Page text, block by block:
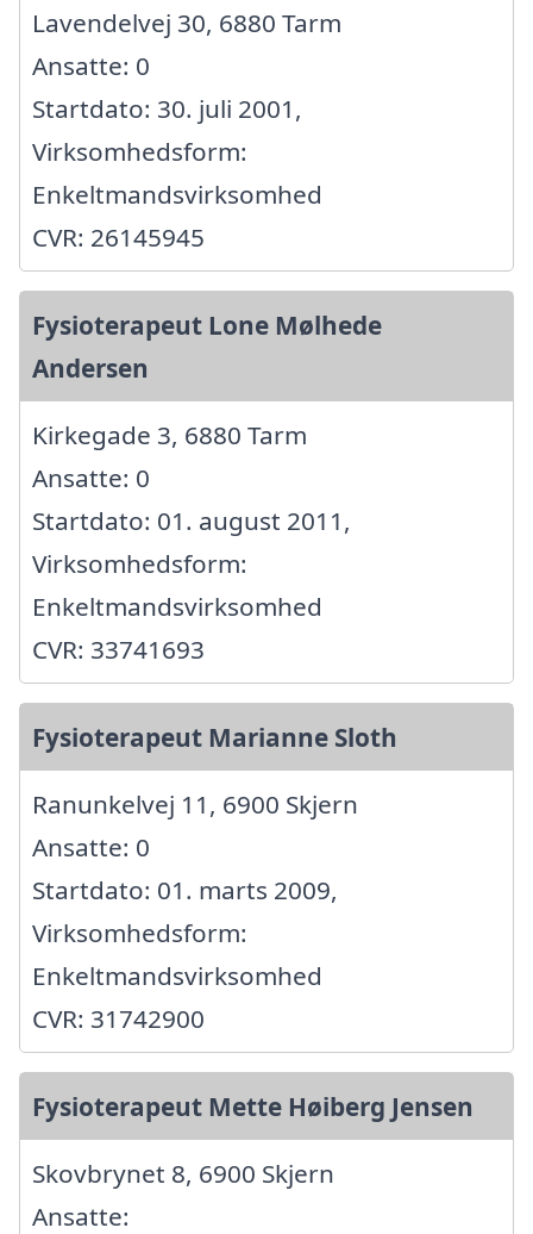
Lavendelvej 30, 6880 Tarm
Ansatte: 0
Startdato: 30. juli 2001,
Virksomhedsform:
Enkeltmandsvirksomhed
CVR: 26145945
Fysioterapeut Lone Mølhede
Andersen
Kirkegade 3, 6880 Tarm
Ansatte: 0
Startdato: 01. august 2011,
Virksomhedsform:
Enkeltmandsvirksomhed
CVR: 33741693
Fysioterapeut Marianne Sloth
Ranunkelvej 11, 6900 Skjern
Ansatte: 0
Startdato: 01. marts 2009,
Virksomhedsform:
Enkeltmandsvirksomhed
CVR: 31742900
Fysioterapeut Mette Høiberg Jensen
Skovbrynet 8, 6900 Skjern
Ansatte: